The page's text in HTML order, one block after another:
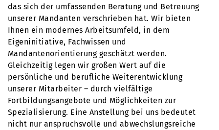
das sich der umfassenden Beratung und Betreuung
unserer Mandanten verschrieben hat. Wir bieten
Ihnen ein modernes Arbeitsumfeld, in dem
Eigeninitiative, Fachwissen und
Mandantenorientierung geschätzt werden.
Gleichzeitig legen wir großen Wert auf die
persönliche und berufliche Weiterentwicklung
unserer Mitarbeiter – durch vielfältige
Fortbildungsangebote und Möglichkeiten zur
Spezialisierung. Eine Anstellung bei uns bedeutet
nicht nur anspruchsvolle und abwechslungsreiche